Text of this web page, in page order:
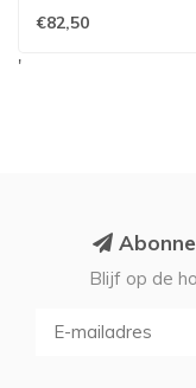
- 14016
€82,50
'
Blijf op de